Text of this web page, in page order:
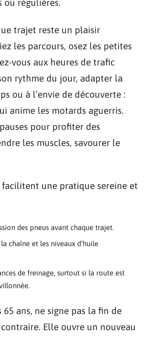
ou régulières.
trajet reste un plaisir
les parcours, osez les petites
vous aux heures de trafic
rythme du jour, adapter la
ou à l’envie de découverte :
anime les motards aguerris.
pour profiter des
les muscles, savourer le
facilitent une pratique sereine et
des pneus avant chaque trajet.
chaîne et les niveaux d’huile
de freinage, surtout si la route est
65 ans, ne signe pas la fin de
Elle ouvre un nouveau